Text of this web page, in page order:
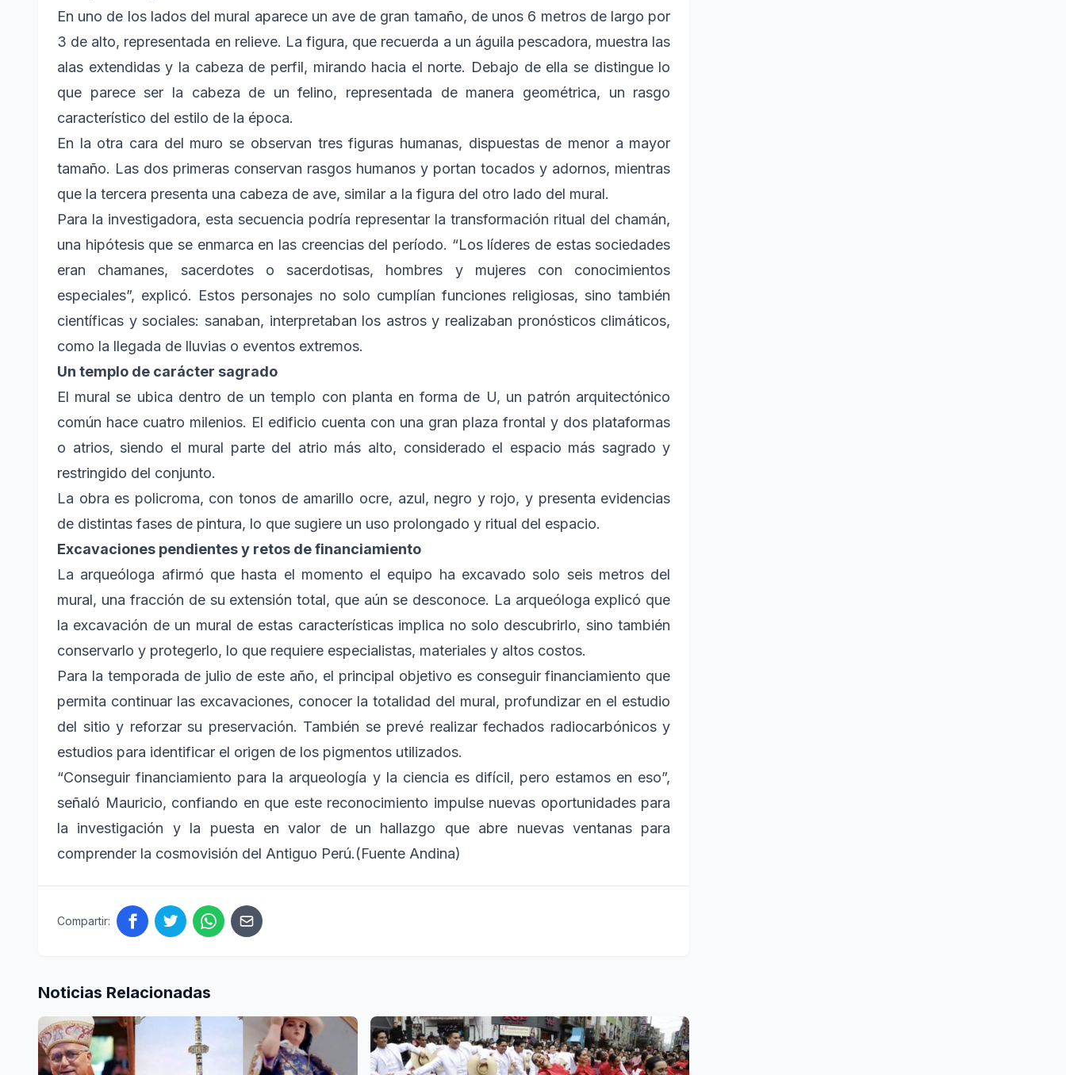
En uno de los lados del mural aparece un ave de gran tamaño, de unos 6 metros de largo por
3 de alto, representada en relieve. La figura, que recuerda a un águila pescadora, muestra las
alas extendidas y la cabeza de perfil, mirando hacia el norte. Debajo de ella se distingue lo
que parece ser la cabeza de un felino, representada de manera geométrica, un rasgo
característico del estilo de la época.
En la otra cara del muro se observan tres figuras humanas, dispuestas de menor a mayor
tamaño. Las dos primeras conservan rasgos humanos y portan tocados y adornos, mientras
que la tercera presenta una cabeza de ave, similar a la figura del otro lado del mural.
Para la investigadora, esta secuencia podría representar la transformación ritual del chamán,
una hipótesis que se enmarca en las creencias del período. “Los líderes de estas sociedades
eran chamanes, sacerdotes o sacerdotisas, hombres y mujeres con conocimientos
especiales”, explicó. Estos personajes no solo cumplían funciones religiosas, sino también
científicas y sociales: sanaban, interpretaban los astros y realizaban pronósticos climáticos,
como la llegada de lluvias o eventos extremos.
Un templo de carácter sagrado
El mural se ubica dentro de un templo con planta en forma de U, un patrón arquitectónico
común hace cuatro milenios. El edificio cuenta con una gran plaza frontal y dos plataformas
o atrios, siendo el mural parte del atrio más alto, considerado el espacio más sagrado y
restringido del conjunto.
La obra es policroma, con tonos de amarillo ocre, azul, negro y rojo, y presenta evidencias
de distintas fases de pintura, lo que sugiere un uso prolongado y ritual del espacio.
Excavaciones pendientes y retos de financiamiento
La arqueóloga afirmó que hasta el momento el equipo ha excavado solo seis metros del
mural, una fracción de su extensión total, que aún se desconoce. La arqueóloga explicó que
la excavación de un mural de estas características implica no solo descubrirlo, sino también
conservarlo y protegerlo, lo que requiere especialistas, materiales y altos costos.
Para la temporada de julio de este año, el principal objetivo es conseguir financiamiento que
permita continuar las excavaciones, conocer la totalidad del mural, profundizar en el estudio
del sitio y reforzar su preservación. También se prevé realizar fechados radiocarbónicos y
estudios para identificar el origen de los pigmentos utilizados.
“Conseguir financiamiento para la arqueología y la ciencia es difícil, pero estamos en eso”,
señaló Mauricio, confiando en que este reconocimiento impulse nuevas oportunidades para
la investigación y la puesta en valor de un hallazgo que abre nuevas ventanas para
comprender la cosmovisión del Antiguo Perú.(Fuente Andina)
Compartir:
Noticias Relacionadas